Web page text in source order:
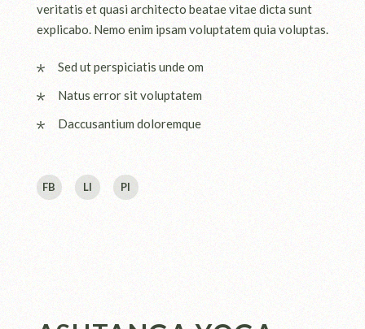
veritatis et quasi architecto beatae vitae dicta sunt
explicabo. Nemo enim ipsam voluptatem quia voluptas.
Sed ut perspiciatis unde om
Natus error sit voluptatem
Daccusantium doloremque
FB LI PI